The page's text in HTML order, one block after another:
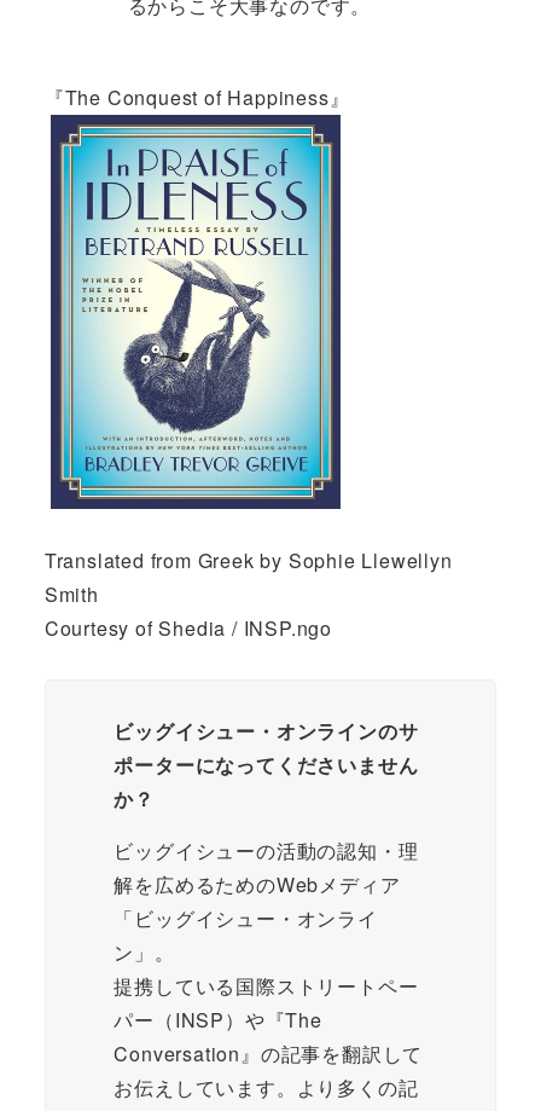
るからこそ大事なのです。
『The Conquest of Happiness』
Translated from Greek by Sophie Llewellyn
Smith
Courtesy of Shedia / INSP.ngo
ビッグイシュー・オンラインのサ
ポーターになってくださいません
か？
ビッグイシューの活動の認知・理
解を広めるためのWebメディア
「ビッグイシュー・オンライ
ン」。
提携している国際ストリートペー
パー（INSP）や『The
Conversation』の記事を翻訳して
お伝えしています。より多くの記